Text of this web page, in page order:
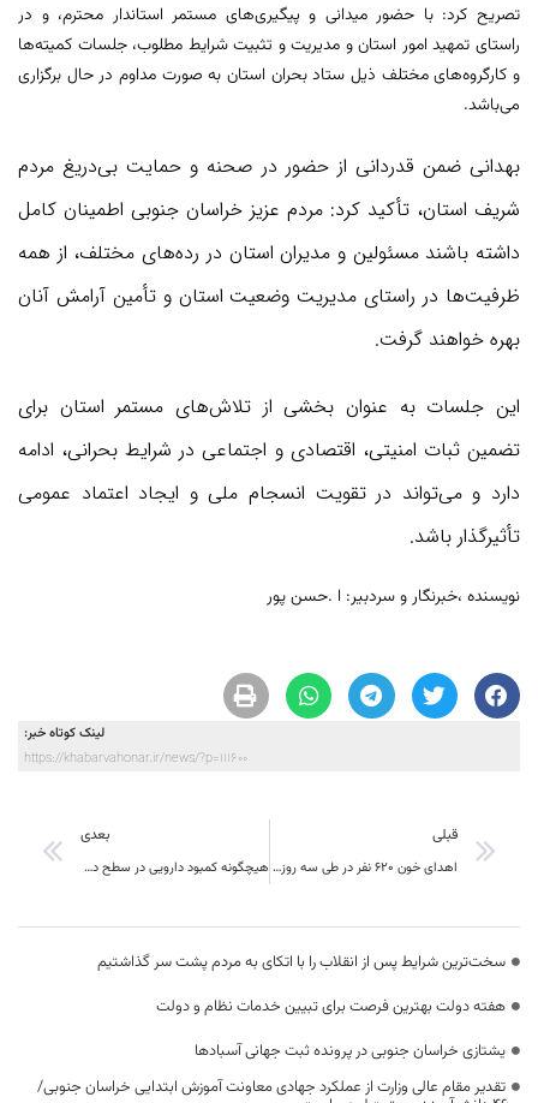
تصریح کرد: با حضور میدانی و پیگیری‌های مستمر استاندار محترم، و در
راستای تمهید امور استان و مدیریت و تثبیت شرایط مطلوب، جلسات کمیته‌ها
و کارگروه‌های مختلف ذیل ستاد بحران استان به صورت مداوم در حال برگزاری
می‌باشد.
بهدانی ضمن قدردانی از حضور در صحنه و حمایت بی‌دریغ مردم
شریف استان، تأکید کرد: مردم عزیز خراسان جنوبی اطمینان کامل
داشته باشند مسئولین و مدیران استان در رده‌های مختلف، از همه
ظرفیت‌ها در راستای مدیریت وضعیت استان و تأمین آرامش آنان
بهره خواهند گرفت.
این جلسات به عنوان بخشی از تلاش‌های مستمر استان برای
تضمین ثبات امنیتی، اقتصادی و اجتماعی در شرایط بحرانی، ادامه
دارد و می‌تواند در تقویت انسجام ملی و ایجاد اعتماد عمومی
تأثیرگذار باشد.
نویسنده ،خبرنگار و سردبیر: ا .حسن پور
لینک کوتاه خبر:
https://khabarvahonar.ir/news/?p=111600
قبلی
اهدای خون ۶۲۰ نفر در طی سه روز از روزهای جنگ در سطح خراسان جنوبی
بعدی
هیچگونه کمبود دارویی در سطح داروخانه‌های استان وجود ندارد
سخت‌ترین شرایط پس از انقلاب را با اتکای به مردم پشت سر گذاشتیم
هفته دولت بهترین فرصت برای تبیین خدمات نظام و دولت
یشتازی خراسان جنوبی در پرونده ثبت جهانی آسبادها
تقدیر مقام عالی وزارت از عملکرد جهادی معاونت آموزش ابتدایی خراسان جنوبی/